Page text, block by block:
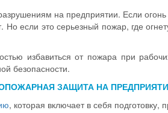
на предприятии. Если
Но если это серьезный пожар, где
избавиться от пожара при
безопасности.
ЗАЩИТА НА
, которая включает в себя